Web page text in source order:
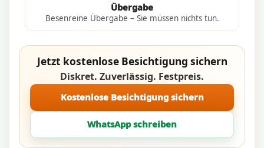
Übergabe
Besenreine Übergabe – Sie müssen nichts tun.
Jetzt kostenlose Besichtigung sichern
Diskret. Zuverlässig. Festpreis.
Kostenlose Besichtigung sichern
WhatsApp schreiben